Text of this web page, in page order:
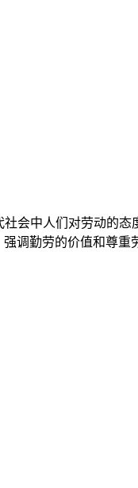
会中人们对劳动的
调勤劳的价值和尊重